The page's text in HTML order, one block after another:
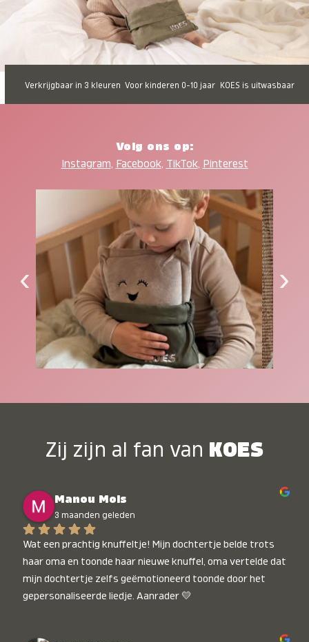
Verkrijgbaar in 3 kleuren Voor kinderen 0-10 jaar KOES is uitwasbaar
Volg ons op:
Instagram, Facebook, TikTok, Pinterest
‹ ›
Zij zijn al fan van KOES
Manou Mols
3 maanden geleden
Wat een prachtig knuffeltje! Mijn dochtertje belde trots
haar oma en toonde haar nieuwe knuffel, oma vertelde dat
mijn dochtertje zelfs geëmotioneerd toonde door het
gepersonaliseerde liedje. Aanrader 💛